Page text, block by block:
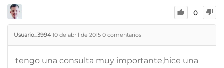
0
Usuario_3994 10 de abril de 2015 0 comentarios
tengo una consulta muy importante,hice una